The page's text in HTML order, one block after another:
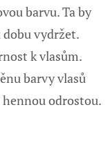
barvu. Ta by
dobu vydržet.
k vlasům.
barvy vlasů
hennou odrostou.